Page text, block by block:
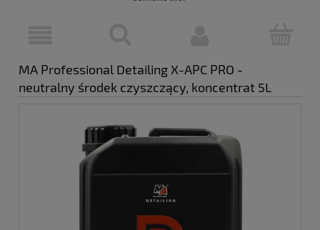
MA Professional Detailing X-APC PRO -
neutralny środek czyszczący, koncentrat 5L